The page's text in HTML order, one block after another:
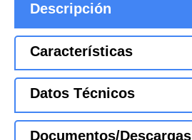
Descripción
Características
Datos Técnicos
Documentos/Descargas